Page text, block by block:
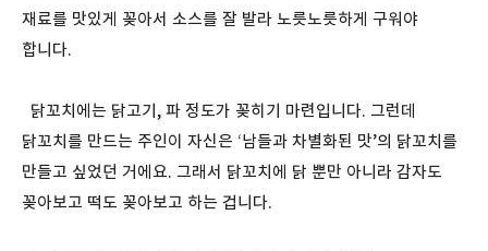
재료를 맛있게 꽂아서 소스를 잘 발라 노릇노릇하게 구워야
합니다.
닭꼬치에는 닭고기, 파 정도가 꽂히기 마련입니다. 그런데
닭꼬치를 만드는 주인이 자신은 ‘남들과 차별화된 맛’의 닭꼬치를
만들고 싶었던 거에요. 그래서 닭꼬치에 닭 뿐만 아니라 감자도
꽂아보고 떡도 꽂아보고 하는 겁니다.